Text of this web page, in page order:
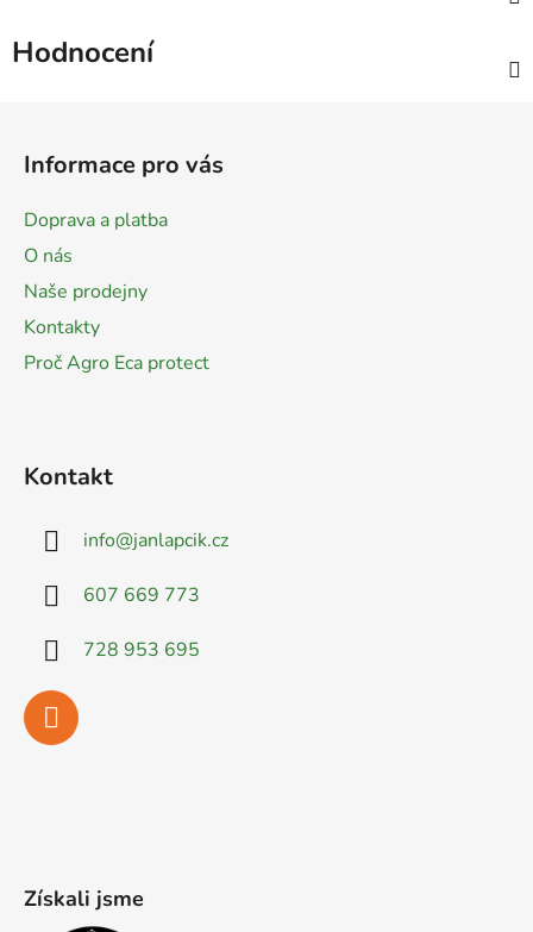
Hodnocení
Informace pro vás
Doprava a platba
O nás
Naše prodejny
Kontakty
Proč Agro Eca protect
Kontakt
info@janlapcik.cz
607 669 773
728 953 695
Získali jsme